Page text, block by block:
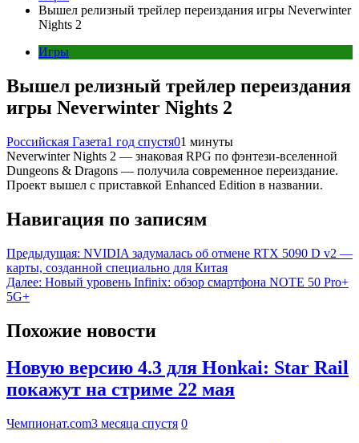
Вышел релизный трейлер переиздания игры Neverwinter
Nights 2
Игры
Вышел релизный трейлер переиздания
игры Neverwinter Nights 2
Российская Газета1 год спустя01 минуты
Neverwinter Nights 2 — знаковая RPG по фэнтези-вселенной
Dungeons & Dragons — получила современное переиздание.
Проект вышел с приставкой Enhanced Edition в названии.
Навигация по записям
Предыдущая: NVIDIA задумалась об отмене RTX 5090 D v2 —
карты, созданной специально для Китая
Далее: Новый уровень Infinix: обзор смартфона NOTE 50 Pro+
5G+
Похожие новости
Новую версию 4.3 для Honkai: Star Rail
покажут на стриме 22 мая
Чемпионат.com3 месяца спустя 0